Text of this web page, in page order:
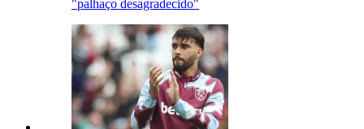
"palhaço desagradecido"